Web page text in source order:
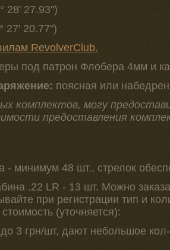
28' 27.93")
27' 20.77")
RevolverClub.
под патрон Флoбepa 4мм и
поясная или
комплектов, могу
предоставления
- минимум 48 шт., стрелок
.22 LR - 13 шт. Можно
при регистрации тип и
(уточняется):
3 грн/шт, дают небольшое